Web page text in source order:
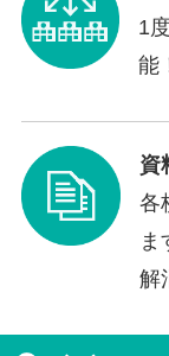
1
能
資
各
解